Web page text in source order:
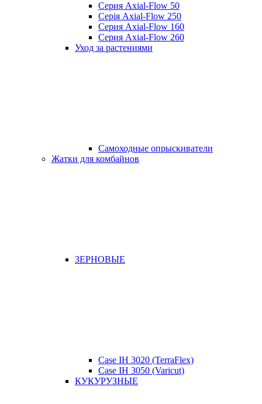
Серия Axial-Flow 50
Серія Axial-Flow 250
Серия Axial-Flow 160
Серия Axial-Flow 260
Уход за растениями
Самоходные опрыскиватели
Жатки для комбайнов
ЗЕРНОВЫЕ
Case IH 3020 (TerraFlex)
Case IH 3050 (Varicut)
КУКУРУЗНЫЕ